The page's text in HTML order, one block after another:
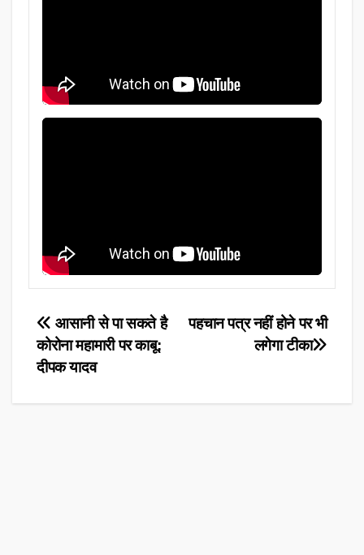
Post
navigation
पहचान पत्र नहीं होने पर भी
लगेगा टीका
आसानी से पा सकते है
कोरोना महामारी पर काबू:
दीपक यादव